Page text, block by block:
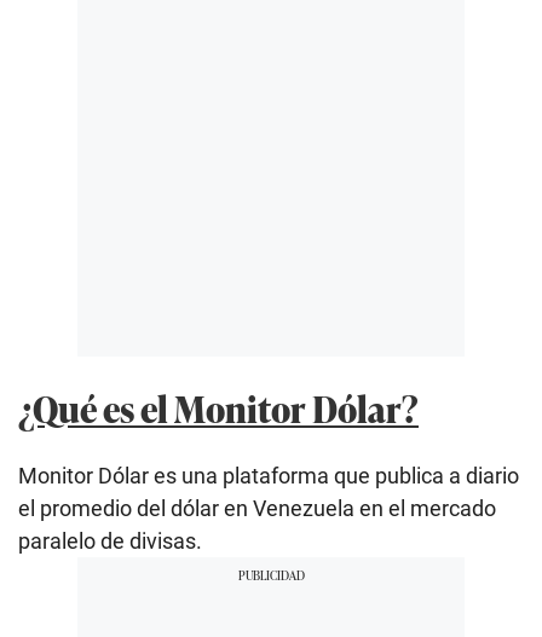
¿Qué es el Monitor Dólar?
Monitor Dólar es una plataforma que publica a diario
el promedio del dólar en Venezuela en el mercado
paralelo de divisas.